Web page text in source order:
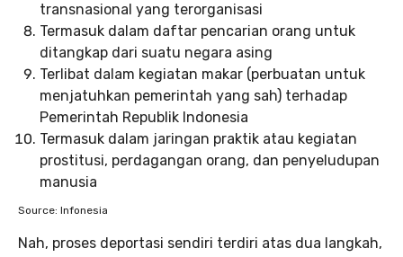
transnasional yang terorganisasi
Termasuk dalam daftar pencarian orang untuk
ditangkap dari suatu negara asing
Terlibat dalam kegiatan makar (perbuatan untuk
menjatuhkan pemerintah yang sah) terhadap
Pemerintah Republik Indonesia
Termasuk dalam jaringan praktik atau kegiatan
prostitusi, perdagangan orang, dan penyeludupan
manusia
Source: Infonesia
Nah, proses deportasi sendiri terdiri atas dua langkah,